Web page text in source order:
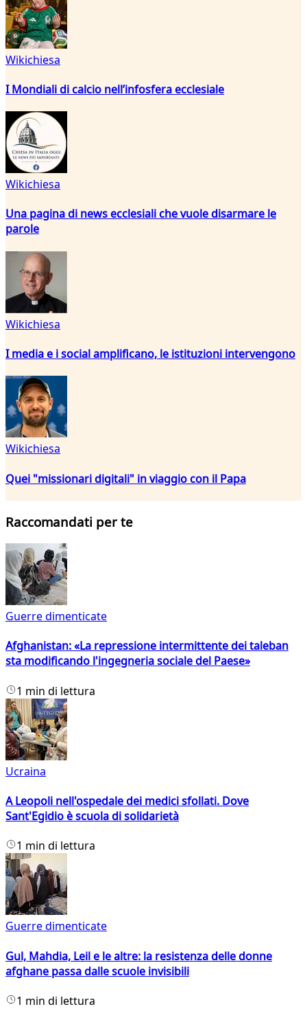
Wikichiesa
I Mondiali di calcio nell’infosfera ecclesiale
Wikichiesa
Una pagina di news ecclesiali che vuole disarmare le
parole
Wikichiesa
I media e i social amplificano, le istituzioni intervengono
Wikichiesa
Quei "missionari digitali" in viaggio con il Papa
Raccomandati per te
Guerre dimenticate
Afghanistan: «La repressione intermittente dei taleban
sta modificando l'ingegneria sociale del Paese»
1 min di lettura
Ucraina
A Leopoli nell'ospedale dei medici sfollati. Dove
Sant'Egidio è scuola di solidarietà
1 min di lettura
Guerre dimenticate
Gul, Mahdia, Leil e le altre: la resistenza delle donne
afghane passa dalle scuole invisibili
1 min di lettura